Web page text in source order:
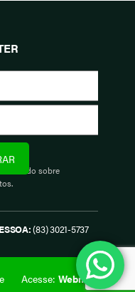
sobre
(83) 3021-5737
Acesse: Webmail